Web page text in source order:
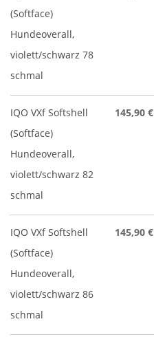
(Softface)
Hundeoverall,
violett/schwarz 78
schmal
IQO VXf Softshell
(Softface)
Hundeoverall,
violett/schwarz 82
schmal
145,90 €
IQO VXf Softshell
(Softface)
Hundeoverall,
violett/schwarz 86
schmal
145,90 €